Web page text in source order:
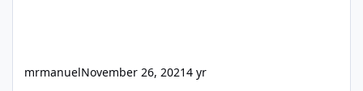
mrmanuelNovember 26, 20214 yr